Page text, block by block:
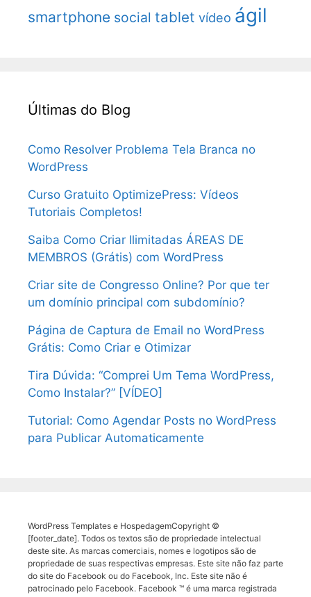
smartphone social tablet vídeo ágil
Últimas do Blog
Como Resolver Problema Tela Branca no
WordPress
Curso Gratuito OptimizePress: Vídeos
Tutoriais Completos!
Saiba Como Criar Ilimitadas ÁREAS DE
MEMBROS (Grátis) com WordPress
Criar site de Congresso Online? Por que ter
um domínio principal com subdomínio?
Página de Captura de Email no WordPress
Grátis: Como Criar e Otimizar
Tira Dúvida: “Comprei Um Tema WordPress,
Como Instalar?” [VÍDEO]
Tutorial: Como Agendar Posts no WordPress
para Publicar Automaticamente
WordPress Templates e HospedagemCopyright ©
[footer_date]. Todos os textos são de propriedade intelectual
deste site. As marcas comerciais, nomes e logotipos são de
propriedade de suas respectivas empresas. Este site não faz parte
do site do Facebook ou do Facebook, Inc. Este site não é
patrocinado pelo Facebook. Facebook ™ é uma marca registrada